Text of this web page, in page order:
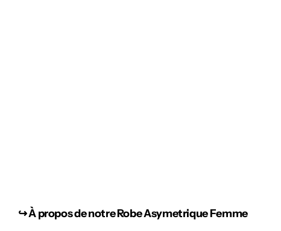
↪︎À propos de notre Robe Asymetrique Femme